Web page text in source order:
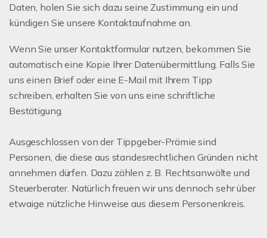
Daten, holen Sie sich dazu seine Zustimmung ein und
kündigen Sie unsere Kontaktaufnahme an.
Wenn Sie unser Kontaktformular nutzen, bekommen Sie
automatisch eine Kopie Ihrer Datenübermittlung. Falls Sie
uns einen Brief oder eine E-Mail mit Ihrem Tipp
schreiben, erhalten Sie von uns eine schriftliche
Bestätigung.
Ausgeschlossen von der Tippgeber-Prämie sind
Personen, die diese aus standesrechtlichen Gründen nicht
annehmen dürfen. Dazu zählen z. B. Rechtsanwälte und
Steuerberater. Natürlich freuen wir uns dennoch sehr über
etwaige nützliche Hinweise aus diesem Personenkreis.